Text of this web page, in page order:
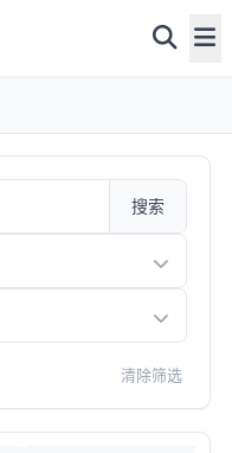
搜索
清除筛选